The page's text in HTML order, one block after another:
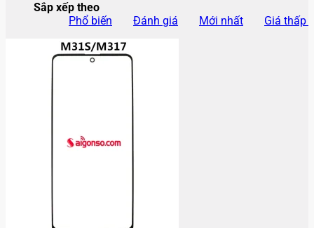
Sắp xếp theo
Phổ biến
Đánh giá Mới nhất Giá thấp